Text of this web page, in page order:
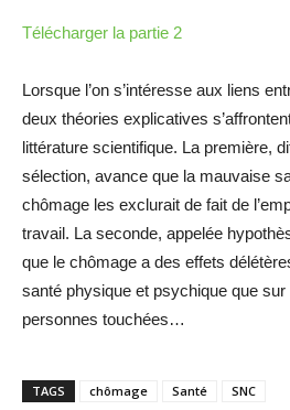
Télécharger la partie 2
Lorsque l’on s’intéresse aux liens
deux théories explicatives
littérature scientifique. La première,
sélection, avance que la mauvaise
chômage les exclurait de fait de
travail. La seconde, appelée
que le chômage a des effets
santé physique et psychique que
personnes touchées…
TAGS chômage Santé SNC